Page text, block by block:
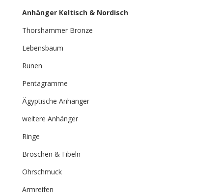
Anhänger Keltisch & Nordisch
Thorshammer Bronze
Lebensbaum
Runen
Pentagramme
Ägyptische Anhänger
weitere Anhänger
Ringe
Broschen & Fibeln
Ohrschmuck
Armreifen